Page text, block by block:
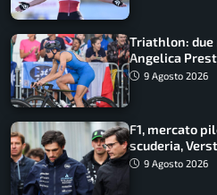
Triathlon: due
Angelica
podio
9 Agosto 2026
F1, mercato
scuderia,
9 Agosto 2026